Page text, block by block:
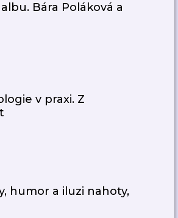
Bára Poláková a
v praxi. Z
humor a iluzi nahoty,